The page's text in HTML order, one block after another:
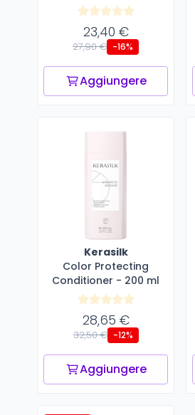
23,40 €
27,90 € -16%
Aggiungere
Kerasilk
Color Protecting
Conditioner - 200 ml
28,65 €
32,50 € -12%
Aggiungere